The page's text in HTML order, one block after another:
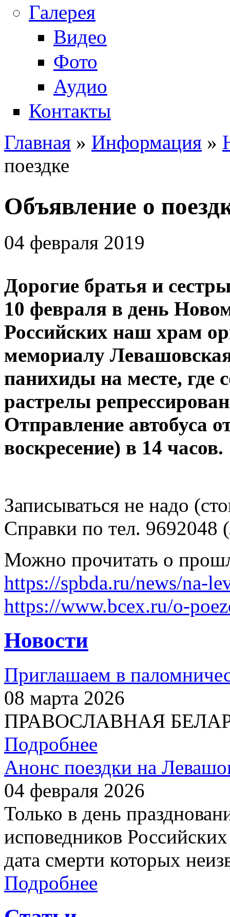
Галерея
Видео
Фото
Аудио
Контакты
Вы здесь
Главная » Информация »
поездке
Объявление о
04 февраля 2019
Дорогие братья и
10 февраля в день
Российских наш храм
мемориалу
панихиды на месте, где
растрелы
Отправление автобуса
воскресение) в 14 часов.
Записываться не надо
Справки по тел.
Можно прочитать о
https://spbda.ru/news/na-
https://www.bcex.ru/o-
Новости
Приглашаем в
08 марта 2026
ПРАВОСЛАВНАЯ
Подробнее
Анонс поездки на
04 февраля 2026
Только в день
исповедников
дата смерти которых
Подробнее